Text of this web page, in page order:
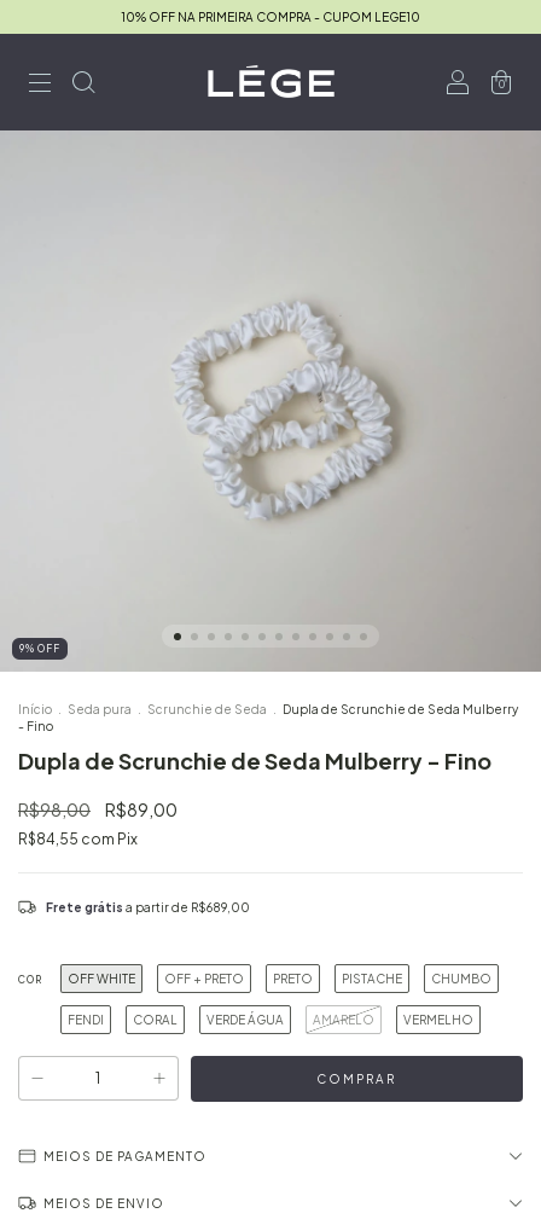
10% OFF NA PRIMEIRA COMPRA - CUPOM LEGE10
0
9% OFF
Início Seda pura Scrunchie de Seda
Dupla de Scrunchie de Seda Mulberry
- Fino
Dupla de Scrunchie de Seda Mulberry - Fino
R$98,00 R$89,00
R$84,55 com Pix
Frete grátis a partir de R$689,00
COR OFF WHITE OFF + PRETO PRETO PISTACHE CHUMBO
FENDI CORAL VERDE ÁGUA AMARELO VERMELHO
MEIOS DE PAGAMENTO
MEIOS DE ENVIO